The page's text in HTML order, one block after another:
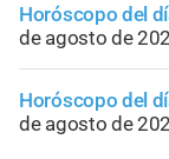
Horóscopo del
de agosto de
Horóscopo del
de agosto de